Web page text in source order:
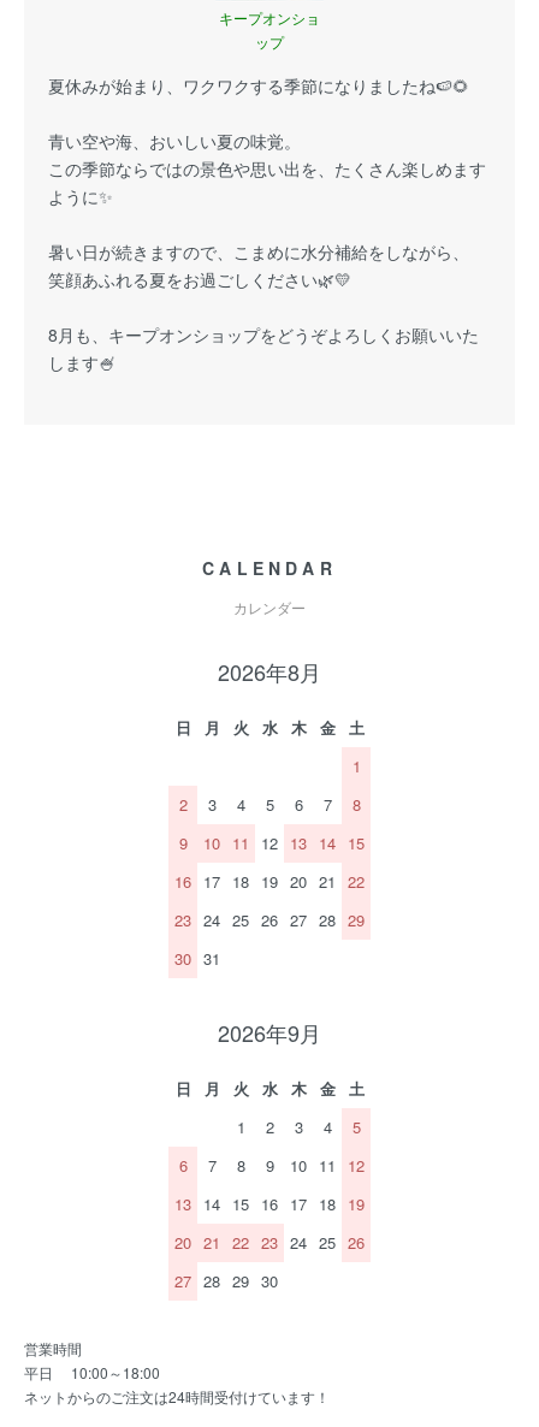
キープオンショ
ップ
夏休みが始まり、ワクワクする季節になりましたね🍉🌻
青い空や海、おいしい夏の味覚。
この季節ならではの景色や思い出を、たくさん楽しめます
ように✨
暑い日が続きますので、こまめに水分補給をしながら、
笑顔あふれる夏をお過ごしください🌿💛
8月も、キープオンショップをどうぞよろしくお願いいた
します🍧
CALENDAR
カレンダー
2026年8月
日 月 火 水 木 金
土
1
2
3 4 5 6 7
8
9
10 11 12 13 14 15
16 17 18 19 20 21
22
23 24 25 26 27 28 29
30 31
2026年9月
日 月 火 水 木 金
土
1
2 3 4
5
6
7 8 9 10 11
12
13 14 15 16 17 18 19
20 21 22 23 24 25 26
27 28 29 30
営業時間
平日 10:00～18:00
ネットからのご注文は24時間受付けています！